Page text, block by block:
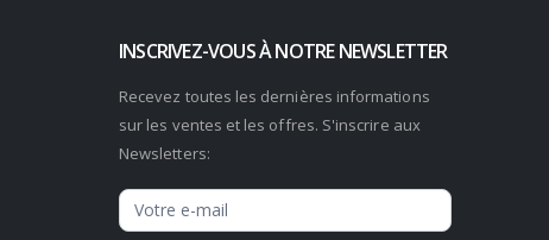
INSCRIVEZ-VOUS À NOTRE NEWSLETTER
Recevez toutes les dernières informations
sur les ventes et les offres. S'inscrire aux
Newsletters:
Newsletter